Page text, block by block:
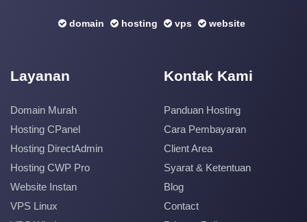
domain hosting vps website
Layanan
Domain Murah
Hosting CPanel
Hosting DirectAdmin
Hosting CWP Pro
Website Instan
VPS Linux
Kontak Kami
Panduan Hosting
Cara Pembayaran
Client Area
Syarat & Ketentuan
Blog
Contact